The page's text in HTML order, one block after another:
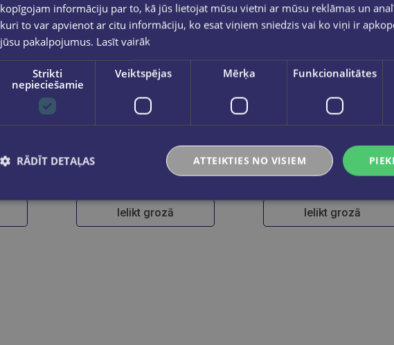
Burtnīca līniju 1-2.klasei 17x24,12lp
Ielikt grozā
Burtnīca lielrūtiņu
€0.35
Ielikt grozā
kopīgojam informāciju par to, kā jūs lietojat mūsu vietni ar mūsu reklāmas un
kuri to var apvienot ar citu informāciju, ko esat viņiem sniedzis vai ko viņi ir
jūsu pakalpojumus. Lasīt vairāk
Strikti
nepieciešamie
Veiktspējas Mērķa Funkcionalitātes
ATTEIKTIES NO VISIEM
RĀDĪT DETAĻAS